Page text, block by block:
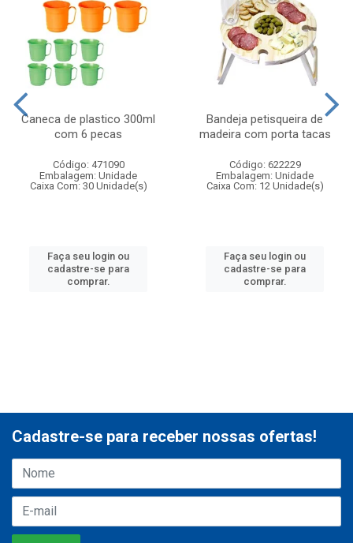
Caneca de plastico 300ml
com 6 pecas
Código: 471090
Embalagem: Unidade
Caixa Com: 30 Unidade(s)
Faça seu login ou
cadastre-se para
comprar.
Bandeja petisqueira de
madeira com porta tacas
Código: 622229
Embalagem: Unidade
Caixa Com: 12 Unidade(s)
Faça seu login ou
cadastre-se para
comprar.
Cadastre-se para receber nossas ofertas!